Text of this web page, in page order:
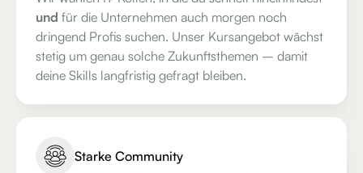
und für die Unternehmen auch morgen noch
dringend Profis suchen. Unser Kursangebot wächst
stetig um genau solche Zukunftsthemen – damit
deine Skills langfristig gefragt bleiben.
Starke Community